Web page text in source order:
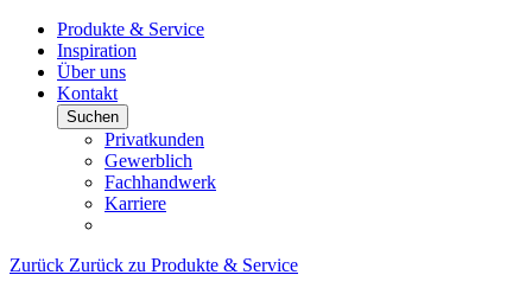
Produkte & Service
Inspiration
Über uns
Kontakt
Suchen
Privatkunden
Gewerblich
Fachhandwerk
Karriere
Zurück Zurück zu Produkte & Service